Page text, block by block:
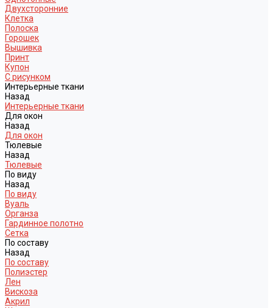
Двухсторонние
Клетка
Полоска
Горошек
Вышивка
Принт
Купон
С рисунком
Интерьерные ткани
Назад
Интерьерные ткани
Для окон
Назад
Для окон
Тюлевые
Назад
Тюлевые
По виду
Назад
По виду
Вуаль
Органза
Гардинное полотно
Сетка
По составу
Назад
По составу
Полиэстер
Лен
Вискоза
Акрил